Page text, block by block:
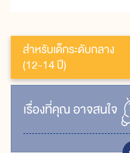
สำหรับเด็กระดับกลาง
(12-14 ปี)
เรื่ิองที่คุณอาจสนใจ